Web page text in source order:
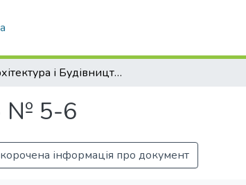
Архітектура і Будівництво № 5-6
№ 5-6
інформація про документ